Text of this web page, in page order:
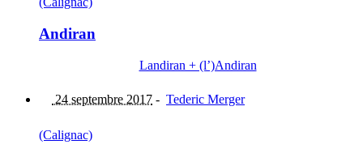
Andiran
Landiran + (l’)Andiran
24 septembre 2017 - Tederic Merger
(Calignac)